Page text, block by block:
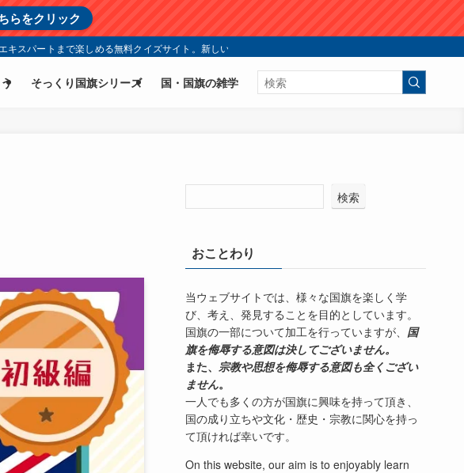
らをクリック
スパートまで楽しめる無料クイズサイト。新しい国旗クイズの楽しみ方を今すぐ体験！ | シン・国旗ク
そっくり国旗シリーズ 国・国旗の雑学
検索
おことわり
当ウェブサイトでは、様々な国旗を楽しく学
び、考え、発見することを目的としています。
国旗の一部について加工を行っていますが、 国
旗を侮辱する意図は決してございません。
また、 宗教や思想を侮辱する意図も全くござい
ません。
一人でも多くの方が国旗に興味を持って頂き、
国の成り立ちや文化・歴史・宗教に関心を持っ
て頂ければ幸いです。
On this website, our aim is to enjoyably learn